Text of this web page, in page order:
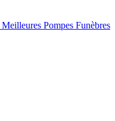
Pompes Funèbres